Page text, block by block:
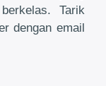
Tarik
dengan email